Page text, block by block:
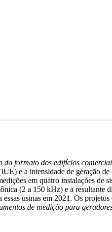
do formato dos edifícios
e a intensidade de geração
em quatro instalações
(2 a 150 kHz) e a resultante
usinas em 2021. Os
de medição para